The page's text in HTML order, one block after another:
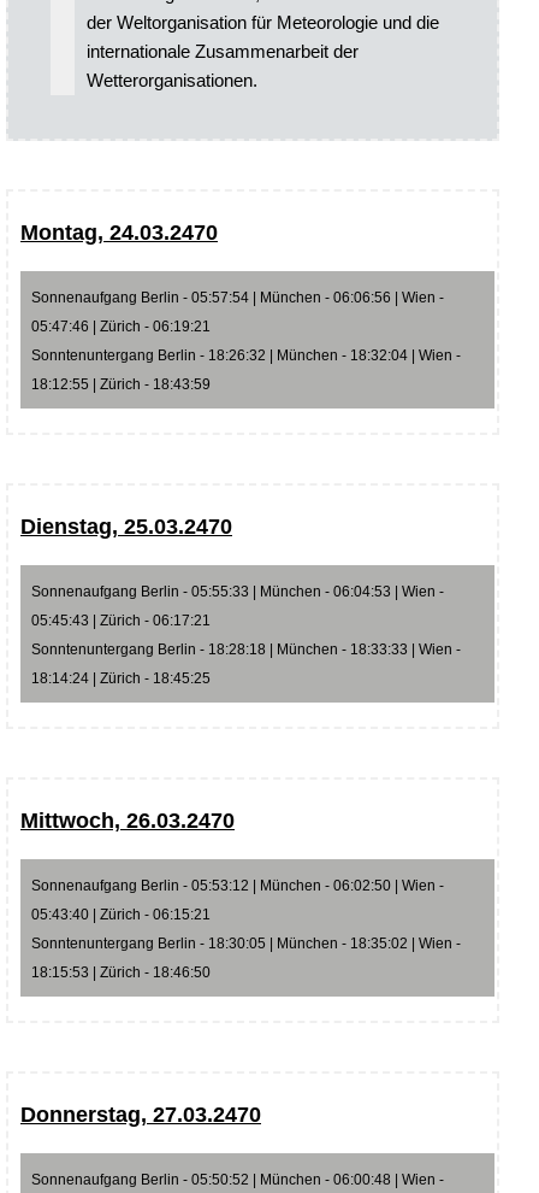
der Weltorganisation für Meteorologie und die
internationale Zusammenarbeit der
Wetterorganisationen.
Montag, 24.03.2470
Sonnenaufgang Berlin - 05:57:54 | München - 06:06:56 | Wien -
05:47:46 | Zürich - 06:19:21
Sonntenuntergang Berlin - 18:26:32 | München - 18:32:04 | Wien -
18:12:55 | Zürich - 18:43:59
Dienstag, 25.03.2470
Sonnenaufgang Berlin - 05:55:33 | München - 06:04:53 | Wien -
05:45:43 | Zürich - 06:17:21
Sonntenuntergang Berlin - 18:28:18 | München - 18:33:33 | Wien -
18:14:24 | Zürich - 18:45:25
Mittwoch, 26.03.2470
Sonnenaufgang Berlin - 05:53:12 | München - 06:02:50 | Wien -
05:43:40 | Zürich - 06:15:21
Sonntenuntergang Berlin - 18:30:05 | München - 18:35:02 | Wien -
18:15:53 | Zürich - 18:46:50
Donnerstag, 27.03.2470
Sonnenaufgang Berlin - 05:50:52 | München - 06:00:48 | Wien -